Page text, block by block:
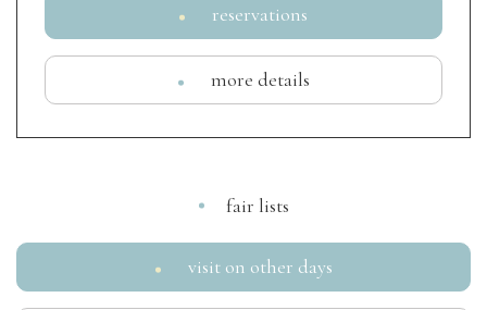
reservations
more details
fair lists
visit on other days